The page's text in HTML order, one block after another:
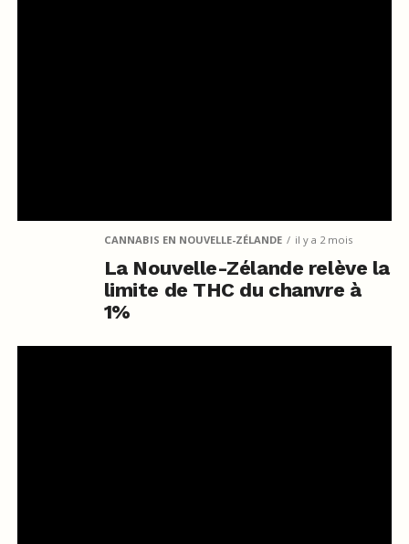
CANNABIS EN NOUVELLE-ZÉLANDE il y a 2 mois
La Nouvelle-Zélande relève la
limite de THC du chanvre à
1%